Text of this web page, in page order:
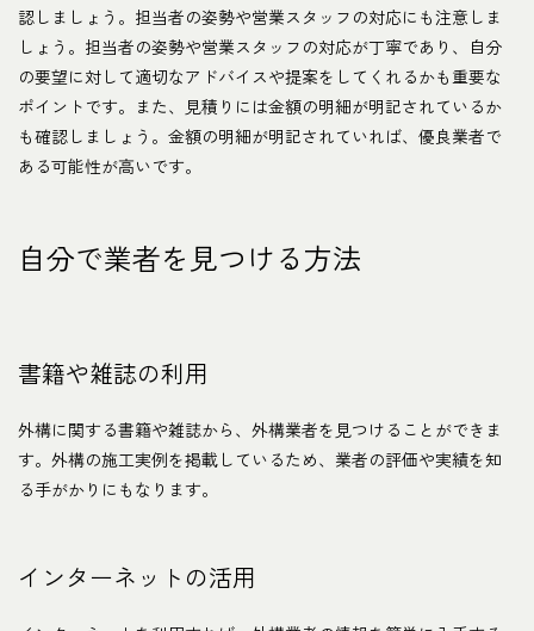
認しましょう。担当者の姿勢や営業スタッフの対応にも注意しま
しょう。担当者の姿勢や営業スタッフの対応が丁寧であり、自分
の要望に対して適切なアドバイスや提案をしてくれるかも重要な
ポイントです。また、見積りには金額の明細が明記されているか
も確認しましょう。金額の明細が明記されていれば、優良業者で
ある可能性が高いです。
自分で業者を見つける方法
書籍や雑誌の利用
外構に関する書籍や雑誌から、外構業者を見つけることができま
す。外構の施工実例を掲載しているため、業者の評価や実績を知
る手がかりにもなります。
インターネットの活用